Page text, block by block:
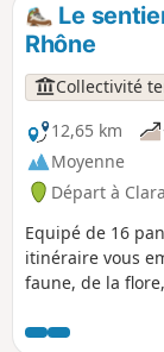
Le
Rhône
Collectivité
12,65 km
Moyenne
Départ à
Equipé de 16
itinéraire vous
faune, de la